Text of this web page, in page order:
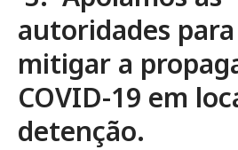
autoridades
mitigar a
COVID-19 em
detenção.